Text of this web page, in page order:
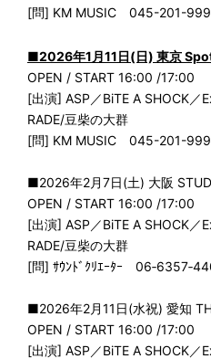
[問] KM MUSIC 045-201-
■2026年1月11日(日) 東京
OPEN / START 16:00 /17:00
[出演] ASP／BiTE A SHOCK／
RADE/豆柴の大群
[問] KM MUSIC 045-201-
■2026年2月7日(土) 大阪
OPEN / START 16:00 /17:00
[出演] ASP／BiTE A SHOCK／
RADE/豆柴の大群
[問] ｻｳﾝﾄﾞｸﾘｴｰﾀｰ
■2026年2月11日(水祝) 愛知
OPEN / START 16:00 /17:00
[出演] ASP／BiTE A SHOCK／